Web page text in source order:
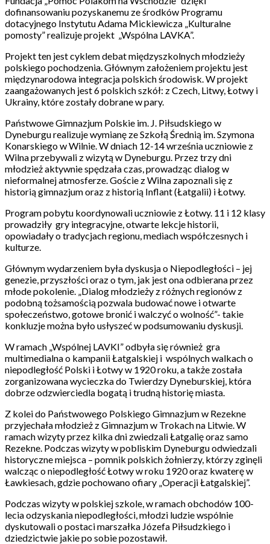
dofinansowaniu pozyskanemu ze środków Programu
dotacyjnego Instytutu Adama Mickiewicza „Kulturalne
pomosty” realizuje projekt „Wspólna LAVKA”.
Projekt ten jest cyklem debat międzyszkolnych młodzieży
polskiego pochodzenia. Głównym założeniem projektu jest
międzynarodowa integracja polskich środowisk. W projekt
zaangażowanych jest 6 polskich szkół: z Czech, Litwy, Łotwy i
Ukrainy, które zostały dobrane w pary.
Państwowe Gimnazjum Polskie im. J. Piłsudskiego w
Dyneburgu realizuje wymianę ze Szkołą Średnią im. Szymona
Konarskiego w Wilnie. W dniach 12-14 września uczniowie z
Wilna przebywali z wizytą w Dyneburgu. Przez trzy dni
młodzież aktywnie spędzała czas, prowadząc dialog w
nieformalnej atmosferze. Goście z Wilna zapoznali się z
historią gimnazjum oraz z historią Inflant (Łatgalii) i Łotwy.
Program pobytu koordynowali uczniowie z Łotwy. 11 i 12 klasy
prowadziły gry integracyjne, otwarte lekcje historii,
opowiadały o tradycjach regionu, mediach współczesnych i
kulturze.
Głównym wydarzeniem była dyskusja o Niepodległości – jej
genezie, przyszłości oraz o tym, jak jest ona odbierana przez
młode pokolenie. „Dialog młodzieży z różnych regionów z
podobną tożsamością pozwala budować nowe i otwarte
społeczeństwo, gotowe bronić i walczyć o wolność”- takie
konkluzje można było usłyszeć w podsumowaniu dyskusji.
W ramach „Wspólnej LAVKI” odbyła się również gra
multimedialna o kampanii Łatgalskiej i wspólnych walkach o
niepodległość Polski i Łotwy w 1920 roku, a także została
zorganizowana wycieczka do Twierdzy Dyneburskiej, która
dobrze odzwierciedla bogatą i trudną historię miasta.
Z kolei do Państwowego Polskiego Gimnazjum w Rezekne
przyjechała młodzież z Gimnazjum w Trokach na Litwie. W
ramach wizyty przez kilka dni zwiedzali Łatgalię oraz samo
Rezekne. Podczas wizyty w pobliskim Dyneburgu odwiedzali
historyczne miejsca – pomnik polskich żołnierzy, którzy zginęli
walcząc o niepodległość Łotwy w roku 1920 oraz kwaterę w
Ławkiesach, gdzie pochowano ofiary „Operacji Łatgalskiej”.
Podczas wizyty w polskiej szkole, w ramach obchodów 100-
lecia odzyskania niepodległości, młodzi ludzie wspólnie
dyskutowali o postaci marszałka Józefa Piłsudzkiego i
dziedzictwie jakie po sobie pozostawił.